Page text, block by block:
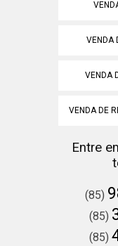
VENDA
VENDA
VENDA DE
Entre
(85)
(85)
(85)